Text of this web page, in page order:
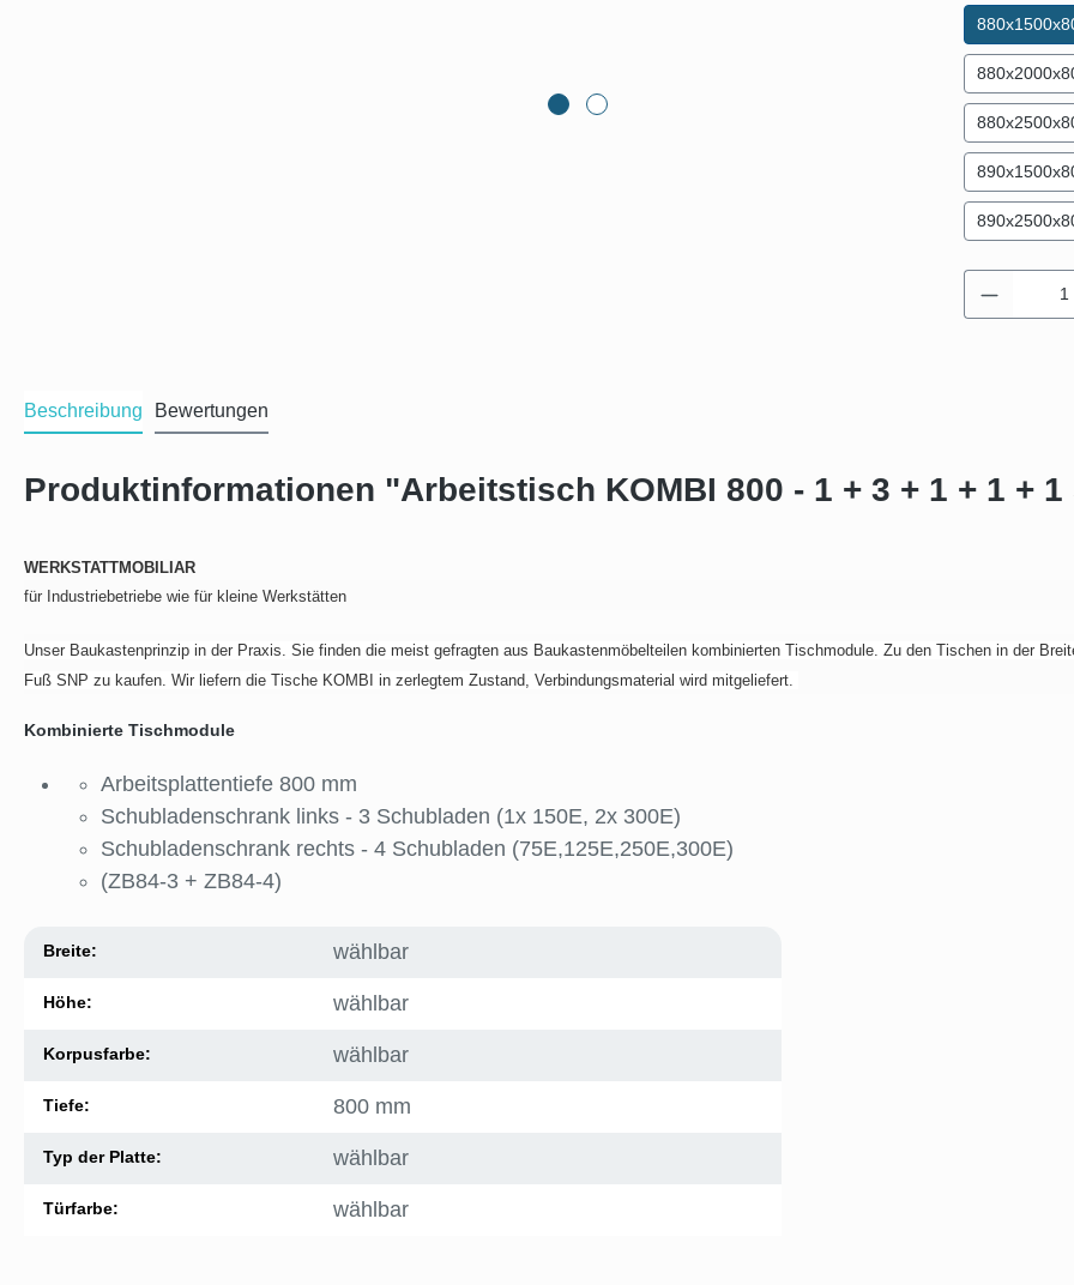
Beschreibung Bewertungen
Produktinformationen "Arbeitstisch KOMBI 800 - 1 + 3 + 1 + 1 +
WERKSTATTMOBILIAR
für Industriebetriebe wie für kleine Werkstätten
Unser Baukastenprinzip in der Praxis. Sie finden die meist gefragten aus Baukastenmöbelteilen kombinierten Tischmodule. Zu den Tischen in der
Fuß SNP zu kaufen. Wir liefern die Tische KOMBI in zerlegtem Zustand, Verbindungsmaterial wird mitgeliefert.
Kombinierte Tischmodule
Arbeitsplattentiefe 800 mm
Schubladenschrank links - 3 Schubladen (1x 150E, 2x 300E)
Schubladenschrank rechts - 4 Schubladen (75E,125E,250E,300E)
(ZB84-3 + ZB84-4)
Breite: wählbar
Höhe: wählbar
Korpusfarbe: wählbar
Tiefe: 800 mm
Typ der Platte: wählbar
Türfarbe: wählbar